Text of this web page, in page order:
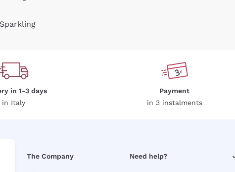
in 1-3 days
in Italy
Payment
in 3 instalments
The Company Need help?